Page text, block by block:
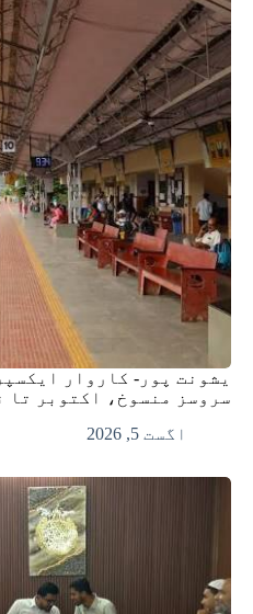
یشونت پور- کاروار
سروسز منسوخ، اکتوبر تا
اگست 5, 2026